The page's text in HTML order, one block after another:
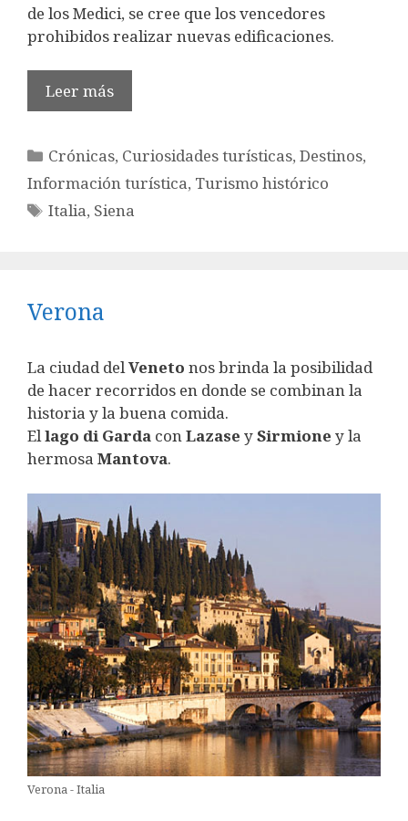
de los Medici, se cree que los vencedores
prohibidos realizar nuevas edificaciones.
Leer más
Categorías
Crónicas, Curiosidades turísticas,Destinos,
Información turística, Turismo histórico
Etiquetas
Italia, Siena
Verona
La ciudad delVeneto nos brinda la posibilidad
de hacer recorridos en donde se combinan la
historia y la buena comida.
Ellago di Garda conLazase ySirmione y la
hermosa Mantova.
Verona - Italia